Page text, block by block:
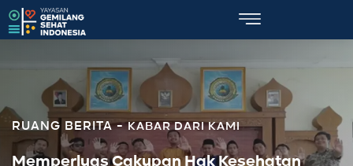
KABAR DARI KAMI
Memperluas Cakupan Hak Kesehatan